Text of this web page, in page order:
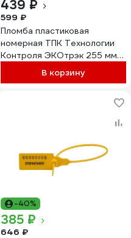
439 ₽
599 ₽
Пломба пластиковая
номерная ТПК Технологии
Контроля ЭКОтрэк 255 мм
(Цвет: желтый) 100 шт
В корзину
-40%
385 ₽
646 ₽